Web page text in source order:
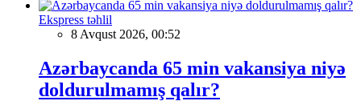
Ekspress təhlil
8 Avqust 2026, 00:52
Azərbaycanda 65 min vakansiya niyə
doldurulmamış qalır?